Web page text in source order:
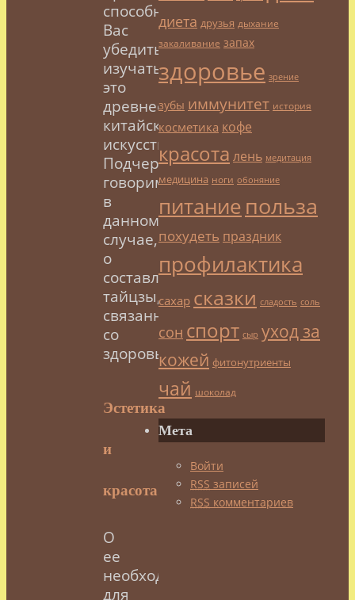
способных
Вас
убедить
изучать
это
древнее
китайское
искусство.
Подчеркиваю,
говорим,
в
данном
случае,
о
составляющей
тайцзы,
связанной
со
здоровьем.
Эстетика
и
красота.
О
ее
необходимости
для
диета друзья дыхание
закаливание запах
здоровье зрение
зубы иммунитет история
косметика кофе
красота лень медитация
медицина ноги обоняние
питание польза
похудеть праздник
профилактика
сахар сказки сладость соль
сон спорт сыр уход за
кожей фитонутриенты
чай шоколад
Мета
Войти
RSS записей
RSS комментариев